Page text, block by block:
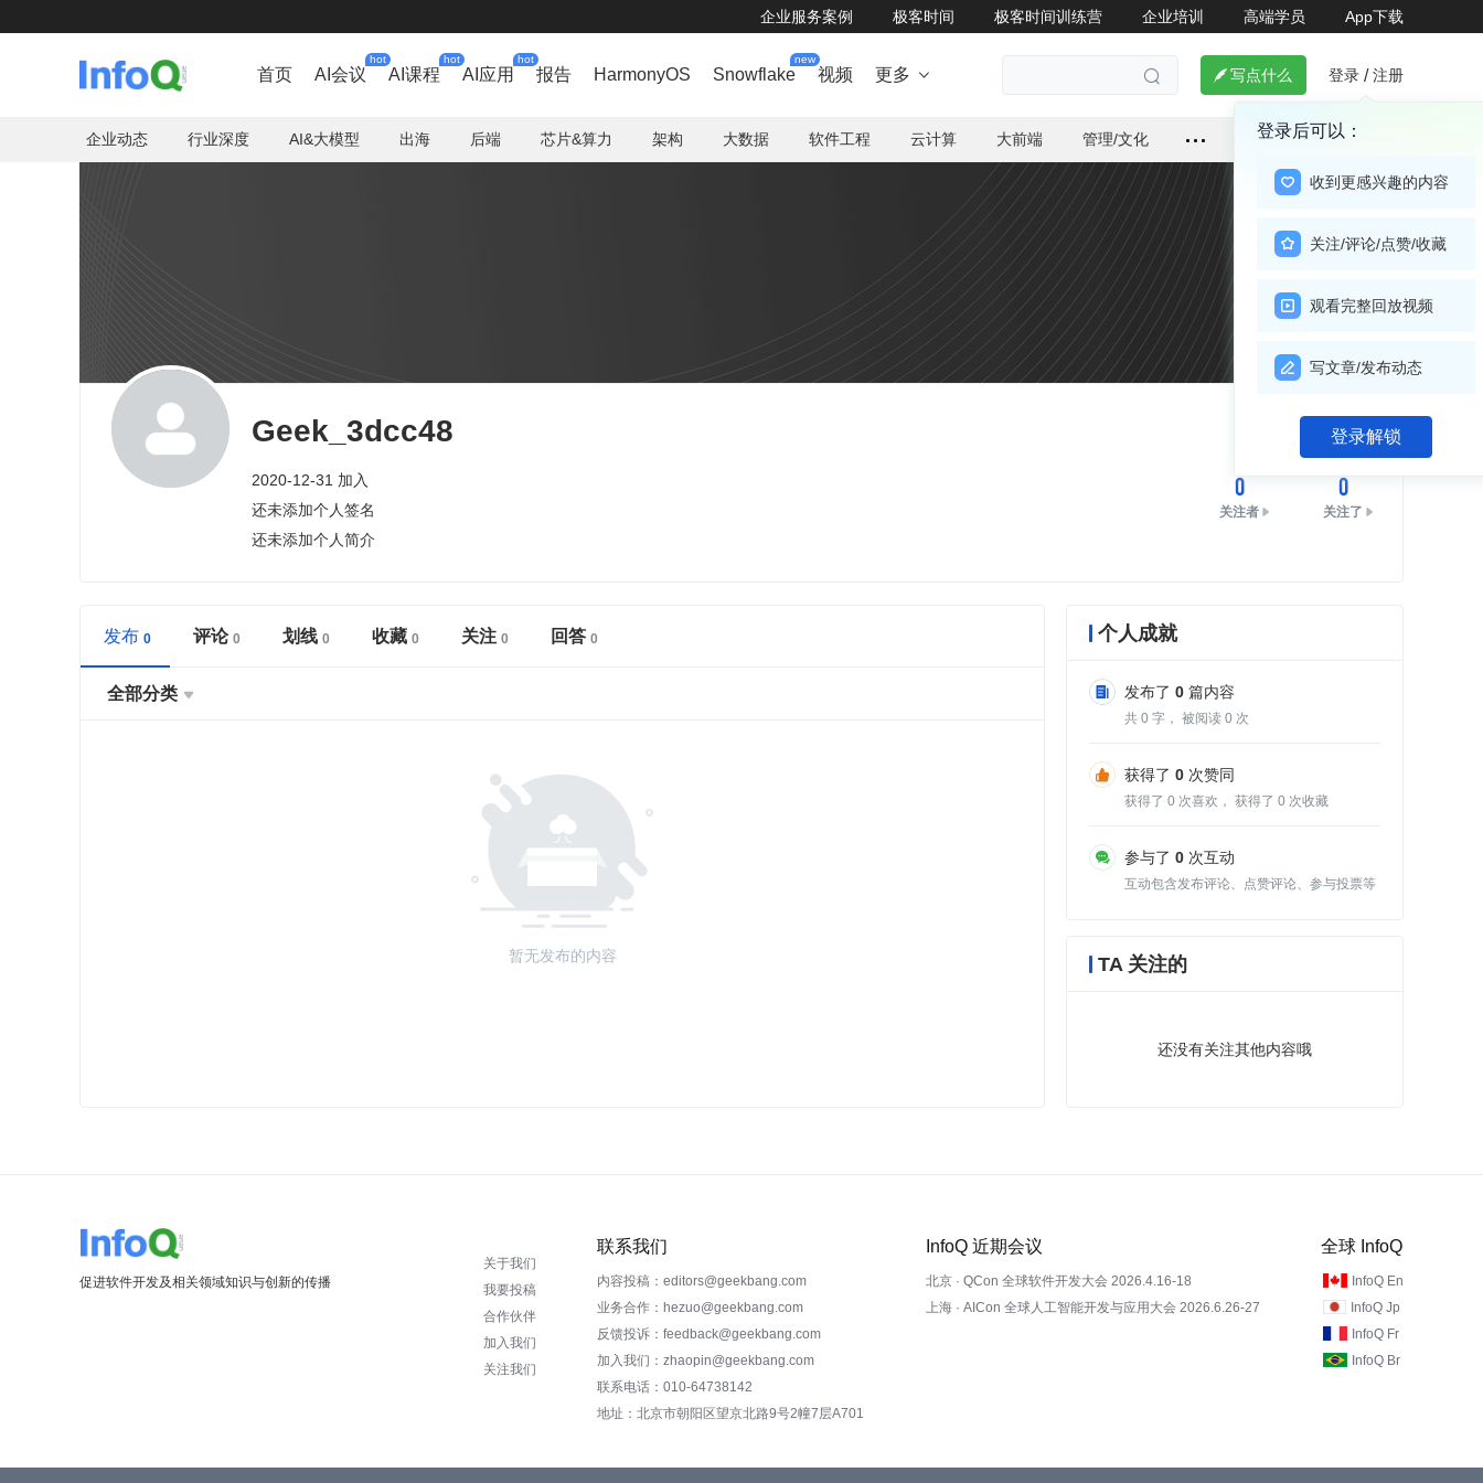
企业服务案例 极客时间 极客时间训练营 企业培训 高端学员 App下载
首页 AI会议
hot
AI课程
hot
AI应用
hot
报告 HarmonyOS Snowflake
new
视频 更多    写点什么 登录 / 注册
登录后可以：
收到更感兴趣的内容
关注/评论/点赞/收藏
观看完整回放视频
写文章/发布动态
登录解锁
企业动态 行业深度 AI&大模型 出海 后端 芯片&算力 架构 大数据 软件工程 云计算 大前端 管理/文化
Geek_3dcc48
2020-12-31 加入
还未添加个人签名
还未添加个人简介
关注
0
关注者
0
关注了
发布 评论 划线 收藏 关注 回答
全部分类 
暂无发布的内容
个人成就
发布了 0 篇内容
共 0 字， 被阅读 0 次
获得了 0 次赞同
获得了 0 次喜欢， 获得了 0 次收藏
参与了 0 次互动
互动包含发布评论、点赞评论、参与投票等
TA 关注的
还没有关注其他内容哦
促进软件开发及相关领域知识与创新的传播
关于我们
我要投稿
合作伙伴
加入我们
关注我们
联系我们
内容投稿：editors@geekbang.com
业务合作：hezuo@geekbang.com
反馈投诉：feedback@geekbang.com
加入我们：zhaopin@geekbang.com
联系电话：010-64738142
地址：北京市朝阳区望京北路9号2幢7层A701
InfoQ 近期会议
北京 · QCon 全球软件开发大会 2026.4.16-18
上海 · AICon 全球人工智能开发与应用大会 2026.6.26-27
全球 InfoQ
InfoQ En
InfoQ Jp
InfoQ Fr
InfoQ Br